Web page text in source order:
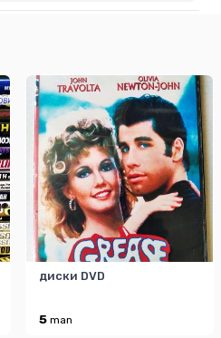
диски DVD
5 man